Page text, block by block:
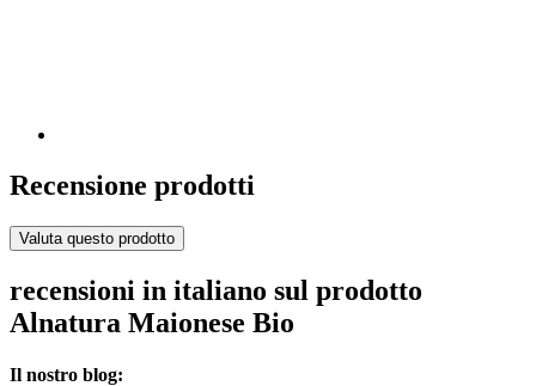
Recensione prodotti
Valuta questo prodotto
recensioni in italiano sul prodotto
Alnatura Maionese Bio
Il nostro blog: